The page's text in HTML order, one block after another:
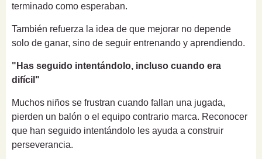
terminado como esperaban.
También refuerza la idea de que mejorar no depende
solo de ganar, sino de seguir entrenando y aprendiendo.
"Has seguido intentándolo, incluso cuando era
difícil"
Muchos niños se frustran cuando fallan una jugada,
pierden un balón o el equipo contrario marca. Reconocer
que han seguido intentándolo les ayuda a construir
perseverancia.